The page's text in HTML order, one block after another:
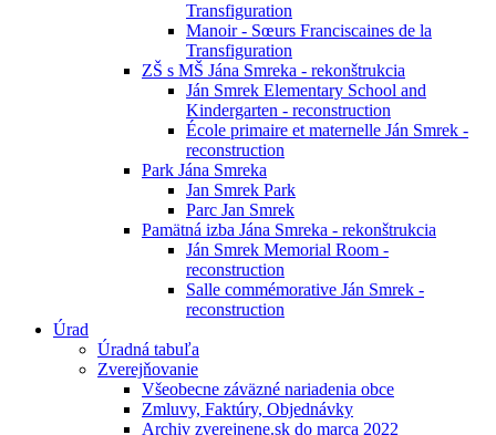
Transfiguration
Manoir - Sœurs Franciscaines de la
Transfiguration
ZŠ s MŠ Jána Smreka - rekonštrukcia
Ján Smrek Elementary School and
Kindergarten - reconstruction
École primaire et maternelle Ján Smrek -
reconstruction
Park Jána Smreka
Jan Smrek Park
Parc Jan Smrek
Pamätná izba Jána Smreka - rekonštrukcia
Ján Smrek Memorial Room -
reconstruction
Salle commémorative Ján Smrek -
reconstruction
Úrad
Úradná tabuľa
Zverejňovanie
Všeobecne záväzné nariadenia obce
Zmluvy, Faktúry, Objednávky
Archiv zverejnene.sk do marca 2022